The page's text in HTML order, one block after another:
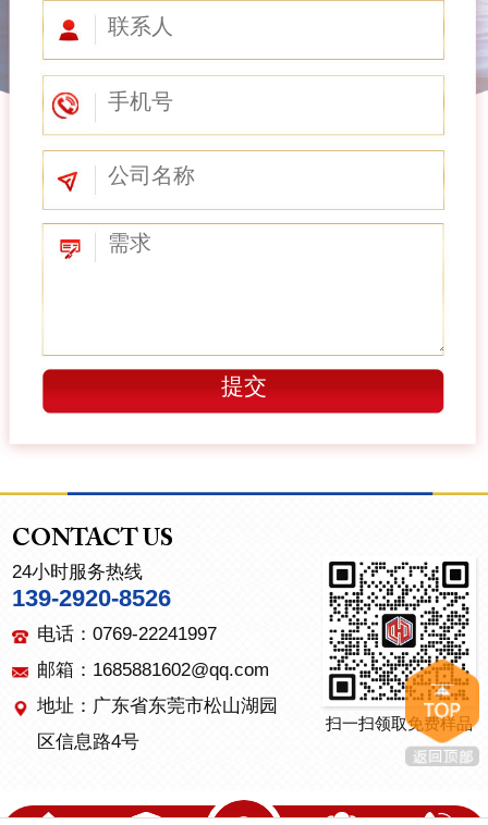
CONTACT US
24小时服务热线
139-2920-8526
电话：0769-22241997
邮箱：1685881602@qq.com
地址：广东省东莞市松山湖园
区信息路4号
扫一扫领取免费样品